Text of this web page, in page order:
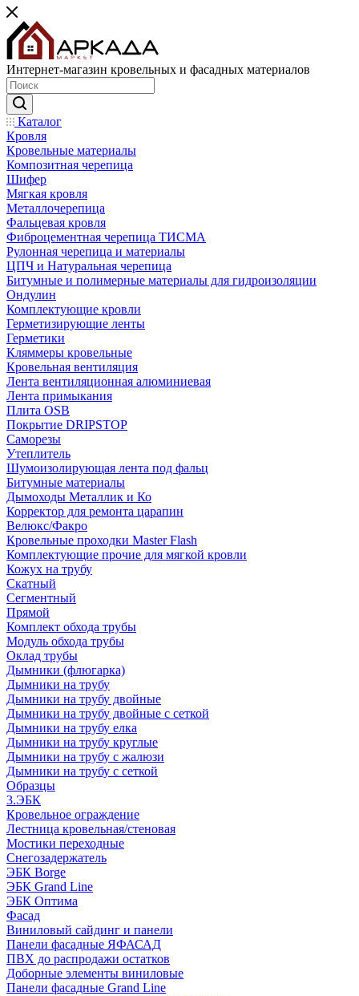
Интернет-магазин кровельных и фасадных материалов
Каталог
Кровля
Кровельные материалы
Композитная черепица
Шифер
Мягкая кровля
Металлочерепица
Фальцевая кровля
Фиброцементная черепица ТИСМА
Рулонная черепица и материалы
ЦПЧ и Натуральная черепица
Битумные и полимерные материалы для гидроизоляции
Ондулин
Комплектующие кровли
Герметизирующие ленты
Герметики
Кляммеры кровельные
Кровельная вентиляция
Лента вентиляционная алюминиевая
Лента примыкания
Плита OSB
Покрытие DRIPSTOP
Саморезы
Утеплитель
Шумоизолирующая лента под фальц
Битумные материалы
Дымоходы Металлик и Ко
Корректор для ремонта царапин
Велюкс/Факро
Кровельные проходки Master Flash
Комплектующие прочие для мягкой кровли
Кожух на трубу
Скатный
Сегментный
Прямой
Комплект обхода трубы
Модуль обхода трубы
Оклад трубы
Дымники (флюгарка)
Дымники на трубу
Дымники на трубу двoйные
Дымники на трубу двoйные с сеткой
Дымники на трубу елка
Дымники на трубу круглые
Дымники на трубу с жалюзи
Дымники на трубу с сеткой
Образцы
3.ЭБК
Кровельное ограждение
Лестница кровельная/стеновая
Мостики переходные
Снегозадержатель
ЭБК Borge
ЭБК Grand Line
ЭБК Оптима
Фасад
Виниловый сайдинг и панели
Панели фасадные ЯФАСАД
ПВХ до распродажи остатков
Доборные элементы виниловые
Панели фасадные Grand Line